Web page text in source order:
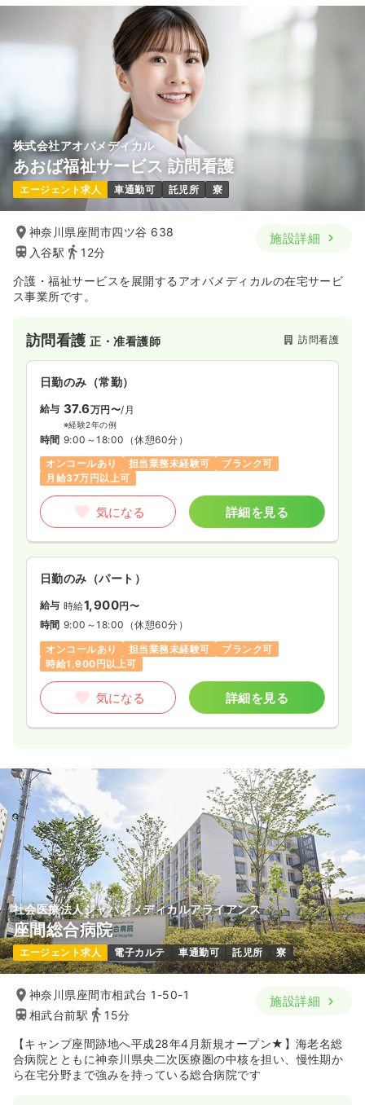
正・准看護師
日勤のみ（常勤）
万円〜/月 賞与3.5ヶ月
※経験11年の例
時間 8:45～17:15（休憩60分）
日祝休み
年間休日123日
4週8休以上
担当業務未経験可
ブランク可
第二新卒可
月給28万円以上可
気になる
オペ室(手術室) 正看護師 一般病院
給与 33.7万円 /月 賞与3.5ヶ月
※経験28年の例
時間 8:45～17:15（休憩60分）
日祝休み
年間休日123日
担当業務未経験可
月給33万円以上可
気になる 詳細を見る
正看護師
日勤のみ（常勤） 一時募集休止
万円〜/月 賞与2回
9:00～17:30（休憩60分）
土日祝休み
オンコールあり
気になる 詳細を見る
株式会社アオバメディカル
あおば福祉サービス 訪問看護
エージェント求人 車通勤可 託児所 寮
神奈川県座間市四ツ谷 638
入谷駅
12分
施設詳細
介護・福祉サービスを展開するアオバメディカルの在宅サービ
ス事業所です。
訪問看護正・准看護師 訪問看護
日勤のみ（常勤）
給与 37.6万円〜/月
※経験2年の例
時間 9:00～18:00 （休憩60分）
オンコールあり
担当業務未経験可
ブランク可
月給37万円以上可
気になる 詳細を見る
日勤のみ（パート）
給与 時給1,900円〜
時間 9:00～18:00 （休憩60分）
オンコールあり
担当業務未経験可
ブランク可
時給1,900円以上可
気になる 詳細を見る
社会医療法人ジャパンメディカルアライアンス
座間総合病院
エージェント求人 電子カルテ 車通勤可 託児所 寮
神奈川県座間市相武台 1-50-1
相武台前駅
15分
施設詳細
【キャンプ座間跡地へ平成28年4月新規オープン★】海老名総
合病院とともに神奈川県央二次医療圏の中核を担い、慢性期か
ら在宅分野まで強みを持っている総合病院です